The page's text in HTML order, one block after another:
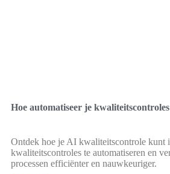
Hoe automatiseer je
Ontdek hoe je AI kwaliteitscontrole kunt
kwaliteitscontroles te automatiseren en
processen efficiënter en nauwkeuriger.